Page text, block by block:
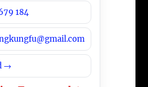
184
→